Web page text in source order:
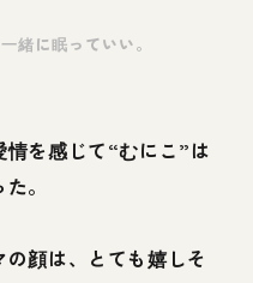
緒に眠っていい。
を感じて“むにこ”は
。
の顔は、とても嬉しそ